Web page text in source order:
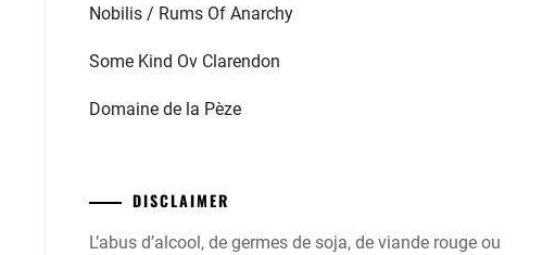
Nobilis / Rums Of Anarchy
Some Kind Ov Clarendon
Domaine de la Pèze
DISCLAIMER
L’abus d’alcool, de germes de soja, de viande rouge ou